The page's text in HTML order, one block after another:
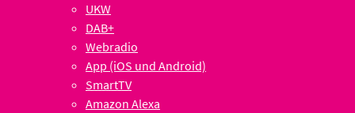
UKW
DAB+
Webradio
App (iOS und Android)
SmartTV
Amazon Alexa